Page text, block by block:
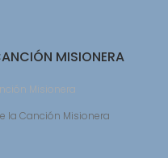
MISIONERA
la Canción Misionera